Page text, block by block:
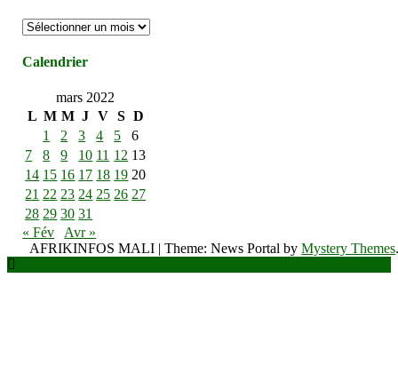
Archives
Calendrier
mars 2022
L M M J V S D
1
2 3 4 5
6
7
8 9 10 11 12 13
14 15 16 17 18 19 20
21 22 23 24 25 26 27
28 29 30 31
« Fév
Avr »
AFRIKINFOS MALI |Theme: News Portal byMystery Themes